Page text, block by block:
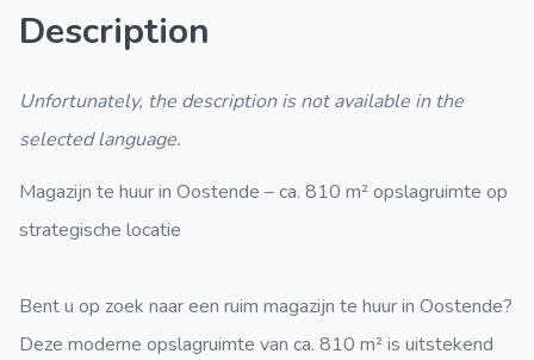
Description
Unfortunately, the description is not available in the
selected language.
Magazijn te huur in Oostende – ca. 810 m² opslagruimte op
strategische locatie
Bent u op zoek naar een ruim magazijn te huur in Oostende?
Deze moderne opslagruimte van ca. 810 m² is uitstekend